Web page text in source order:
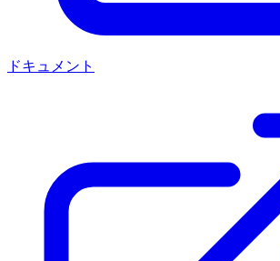
ドキュメント